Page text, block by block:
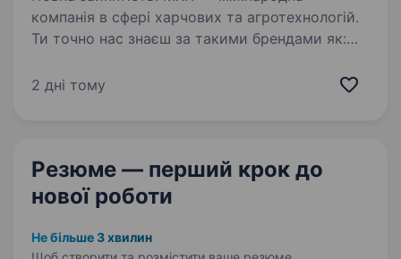
компанія в сфері харчових та агротехнологій.
Ти точно нас знаєш за такими брендами як:
«Бащинський», «Легко!», Kurator, «Секрети
2 дні тому
Резюме — перший крок до
нової роботи
Не більше 3 хвилин